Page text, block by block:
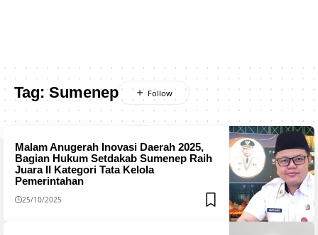
Tag:Sumenep
Malam Anugerah Inovasi Daerah 2025,
Bagian Hukum Setdakab Sumenep Raih
Juara II Kategori Tata Kelola
Pemerintahan
25/10/2025